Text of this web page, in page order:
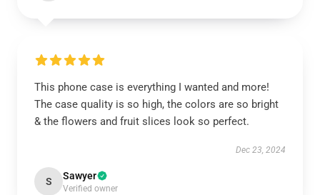
This phone case is everything I wanted and more!
The case quality is so high, the colors are so bright
& the flowers and fruit slices look so perfect.
Dec 23, 2024
S Sawyer
Verified owner